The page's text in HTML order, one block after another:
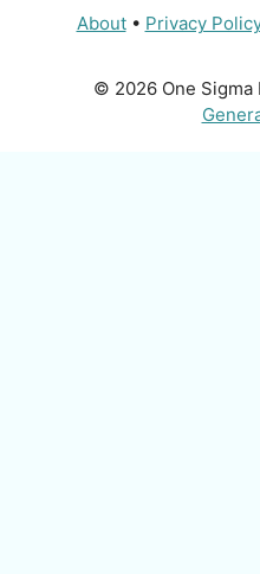
About• Privacy
© 2026 One Sigma